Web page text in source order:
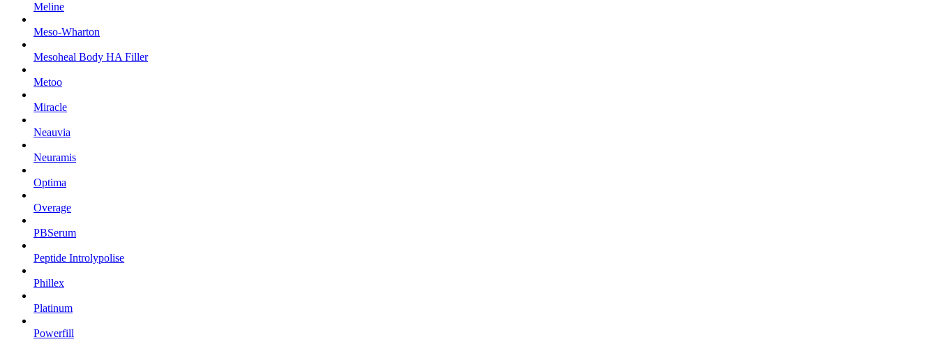
Meline
Meso-Wharton
Mesoheal Body HA Filler
Metoo
Miracle
Neauvia
Neuramis
Optima
Overage
PBSerum
Peptide Introlypolise
Phillex
Platinum
Powerfill